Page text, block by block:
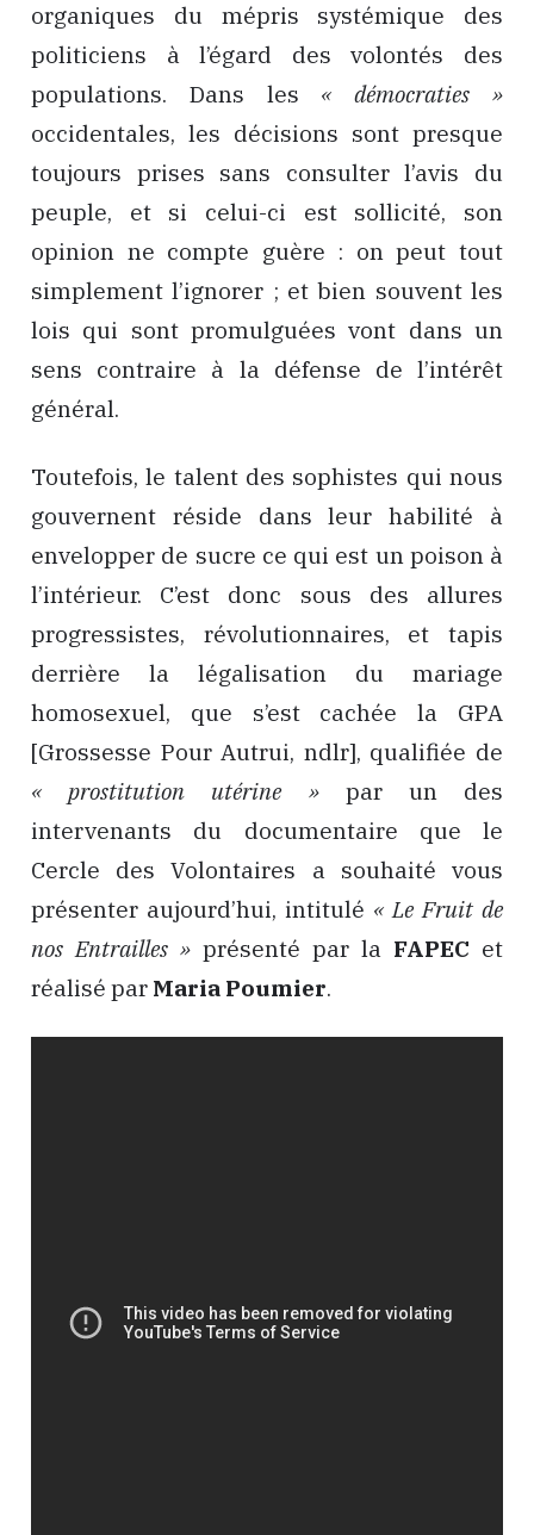
organiques du mépris systémique des
politiciens à l’égard des volontés des
populations. Dans les « démocraties »
occidentales, les décisions sont presque
toujours prises sans consulter l’avis du
peuple, et si celui-ci est sollicité, son
opinion ne compte guère : on peut tout
simplement l’ignorer ; et bien souvent les
lois qui sont promulguées vont dans un
sens contraire à la défense de l’intérêt
général.
Toutefois, le talent des sophistes qui nous
gouvernent réside dans leur habilité à
envelopper de sucre ce qui est un poison à
l’intérieur. C’est donc sous des allures
progressistes, révolutionnaires, et tapis
derrière la légalisation du mariage
homosexuel, que s’est cachée la GPA
[Grossesse Pour Autrui, ndlr], qualifiée de
« prostitution utérine » par un des
intervenants du documentaire que le
Cercle des Volontaires a souhaité vous
présenter aujourd’hui, intitulé « Le Fruit de
nos Entrailles » présenté par la FAPEC et
réalisé par Maria Poumier.